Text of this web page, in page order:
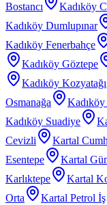
Bostancı
Kadıköy
Kadıköy Dumlupınar
Kadıköy Fenerbahçe
Kadıköy Göztepe
Kadıköy Kozyatağı
Osmanağa
Kadıköy
Kadıköy Suadiye
Cevizli
Kartal
Esentepe
Kartal
Karlıktepe
Kartal
Orta
Kartal Petrol İş